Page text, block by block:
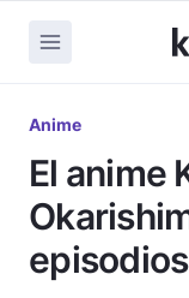
Anime
El anime
episodios